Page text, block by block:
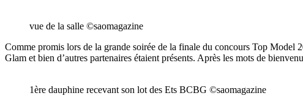
vue de la salle ©saomagazine
Comme promis lors de la grande soirée de la finale du concours Top Model
Glam et bien d’autres partenaires étaient présents. Après les mots de
1ère dauphine recevant son lot des Ets BCBG ©saomagazine